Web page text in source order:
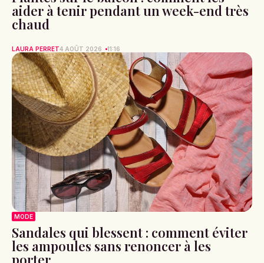
aider à tenir pendant un week-end très
chaud
LAURA PERRET4 AOÛT 2026 11:16
MODE
Sandales qui blessent : comment éviter
les ampoules sans renoncer à les